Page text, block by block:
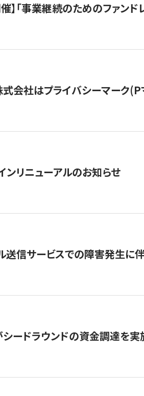
催】「事業継続のためのファン
式会社はプライバシーマーク
ンリニューアルのお知らせ
ル送信サービスでの障害発生に
ードラウンドの資金調達を実